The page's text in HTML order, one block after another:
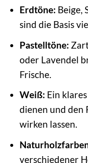
Erdtöne: Beige,
sind die Basis
Pastelltöne:
oder Lavendel
Frische.
Weiß: Ein
dienen und den
wirken lassen.
verschiedener